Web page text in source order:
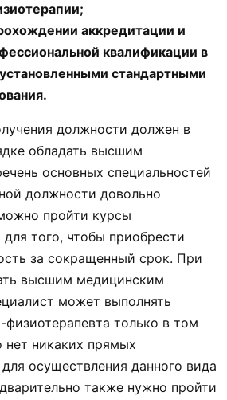
аккредитации и
квалификации в
стандартными
должности должен в
обладать высшим
основных специальностей
должности довольно
пройти курсы
того, чтобы приобрести
за сокращенный срок. При
высшим медицинским
может выполнять
физиотерапевта только в том
нет никаких прямых
осуществления данного вида
также нужно пройти